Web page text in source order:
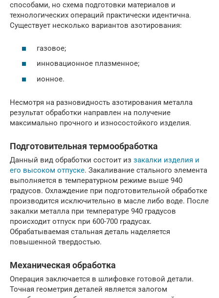
способами, но схема подготовки материалов и
технологических операций практически идентична.
Существует несколько вариантов азотирования:
газовое;
инновационное плазменное;
ионное.
Несмотря на разновидность азотирования металла
результат обработки направлен на получение
максимально прочного и износостойкого изделия.
Подготовительная термообработка
Данный вид обработки состоит из закалки изделия и
его высоком отпуске. Закаливание стального элемента
выполняется в температурном режиме выше 940
градусов. Охлаждение при подготовительной обработке
производится исключительно в масле либо воде. После
закалки металла при температуре 940 градусов
происходит отпуск при 600-700 градусах.
Обрабатываемая стальная деталь наделяется
повышенной твердостью.
Механическая обработка
Операция заключается в шлифовке готовой детали.
Точная геометрия деталей является залогом